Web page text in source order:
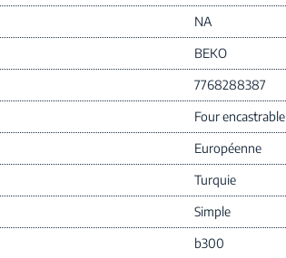
NA
BEKO
7768288387
Four encastrable
Européenne
Turquie
Simple
b300